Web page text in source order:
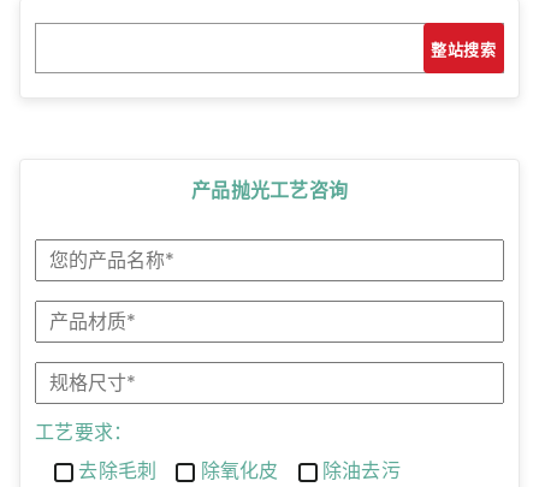
索
搜索
产品抛光工艺咨询
工艺要求：
去除毛刺
除氧化皮
除油去污